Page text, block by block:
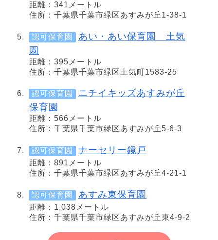
距離：341メートル
住所：千葉県千葉市緑区あすみが丘1-38-1
認可保育園
あい・あい保育園 土気
園
距離：395メートル
住所：千葉県千葉市緑区土気町1583-25
認可保育園
ニチイキッズあすみが丘
保育園
距離：566メートル
住所：千葉県千葉市緑区あすみが丘5-6-3
認可保育園 ナーセリー鏡戸
距離：891メートル
住所：千葉県千葉市緑区あすみが丘4-21-1
認可保育園 あすみ東保育園
距離：1,038メートル
住所：千葉県千葉市緑区あすみが丘東4-9-2